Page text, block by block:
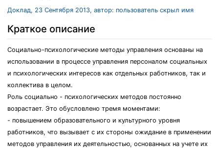
Доклад, 23 Сентября 2013, автор: пользователь скрыл имя
Краткое описание
Социально-психологические методы управления основаны на
использовании в процессе управления персоналом социальных
и психологических интересов как отдельных работников, так и
коллектива в целом.
Роль социально - психологических методов постоянно
возрастает. Это обусловлено тремя моментами:
- повышением образовательного и культурного уровня
работников, что вызывает с их стороны ожидание в применении
методов управления их деятельностью, основанных на учете их